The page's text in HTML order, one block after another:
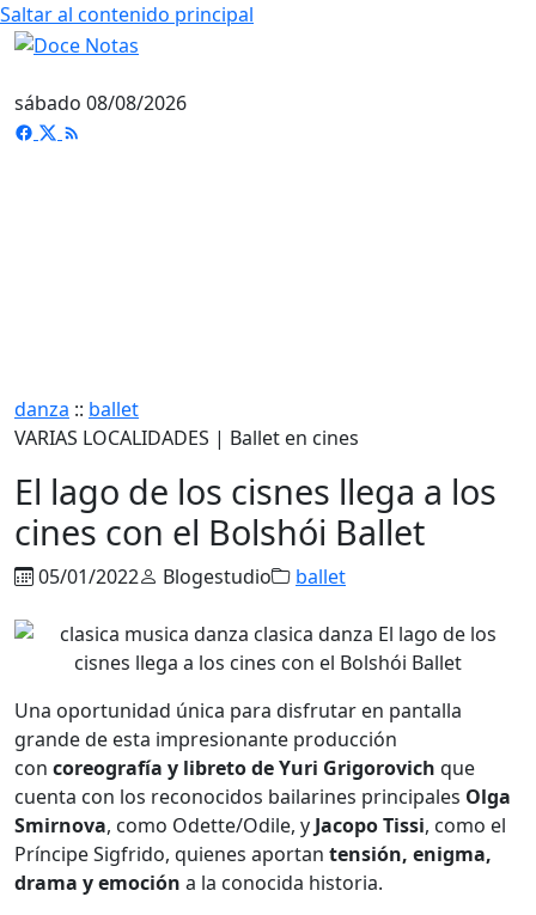
Saltar al contenido principal
sábado 08/08/2026
danza :: ballet
VARIAS LOCALIDADES | Ballet en cines
El lago de los cisnes llega a los
cines con el Bolshói Ballet
05/01/2022 Blogestudio ballet
Una oportunidad única para disfrutar en pantalla
grande de esta impresionante producción
con coreografía y libreto de Yuri Grigorovich que
cuenta con los reconocidos bailarines principales Olga
Smirnova, como Odette/Odile, y Jacopo Tissi, como el
Príncipe Sigfrido, quienes aportan tensión, enigma,
drama y emoción a la conocida historia.